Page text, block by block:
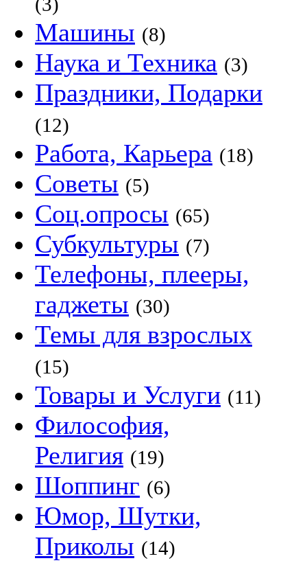
Машины (8)
Наука и Техника (3)
Праздники, Подарки
(12)
Работа, Карьера (18)
Советы (5)
Соц.опросы (65)
Субкультуры (7)
Телефоны, плееры,
гаджеты (30)
Темы для взрослых
(15)
Товары и Услуги (11)
Философия,
Религия (19)
Шоппинг (6)
Юмор, Шутки,
Приколы (14)